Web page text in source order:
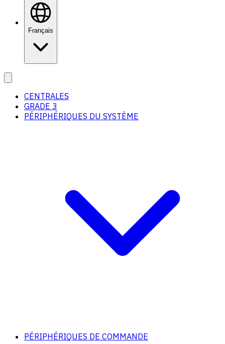
Français
CENTRALES
GRADE 3
PÉRIPHÉRIQUES DU SYSTÈME
PÉRIPHÉRIQUES DE COMMANDE